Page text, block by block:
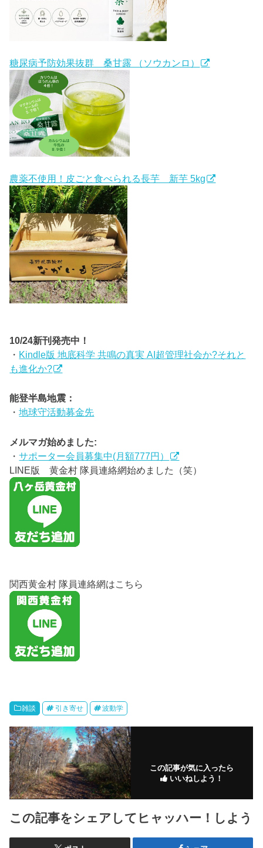
糖尿病予防効果抜群 桑甘露 （ソウカンロ）
農薬不使用！皮ごと食べられる長芋 新芋 5kg
10/24新刊発売中！
・ Kindle版 地底科学 共鳴の真実 AI超管理社会か?それと
も進化か?
能登半島地震：
・地球守活動募金先
メルマガ始めました:
・サポーター会員募集中(月額777円）
LINE版 黄金村 隊員連絡網始めました（笑）
関西黄金村 隊員連絡網はこちら
雑談 引き寄せ 波動学
この記事が気に入ったら
いいねしよう！
この記事をシェアしてヒャッハー！しよう